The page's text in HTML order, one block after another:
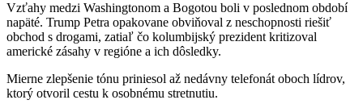
Vzťahy medzi Washingtonom a Bogotou boli v poslednom období
napäté. Trump Petra opakovane obviňoval z neschopnosti riešiť
obchod s drogami, zatiaľ čo kolumbijský prezident kritizoval
americké zásahy v regióne a ich dôsledky.
Mierne zlepšenie tónu priniesol až nedávny telefonát oboch lídrov,
ktorý otvoril cestu k osobnému stretnutiu.